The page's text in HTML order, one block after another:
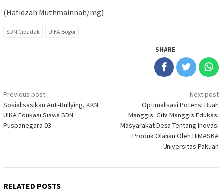
(Hafidzah Muthmainnah/mg)
SDN Cibadak UIKA Bogor
SHARE
Post
navigation
Previous post
Sosialisasikan Anti-Bullying, KKN
UIKA Edukasi Siswa SDN
Puspanegara 03
Next post
Optimalisasi Potensi Buah
Manggis: Gita Manggis Edukasi
Masyarakat Desa Tentang Inovasi
Produk Olahan Oleh HIMASKA
Universitas Pakuan
RELATED POSTS